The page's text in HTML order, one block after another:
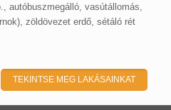
autóbuszmegálló, vasútállomás,
zöldövezet erdő, sétáló rét
TEKINTSE MEG LAKÁSAINKAT